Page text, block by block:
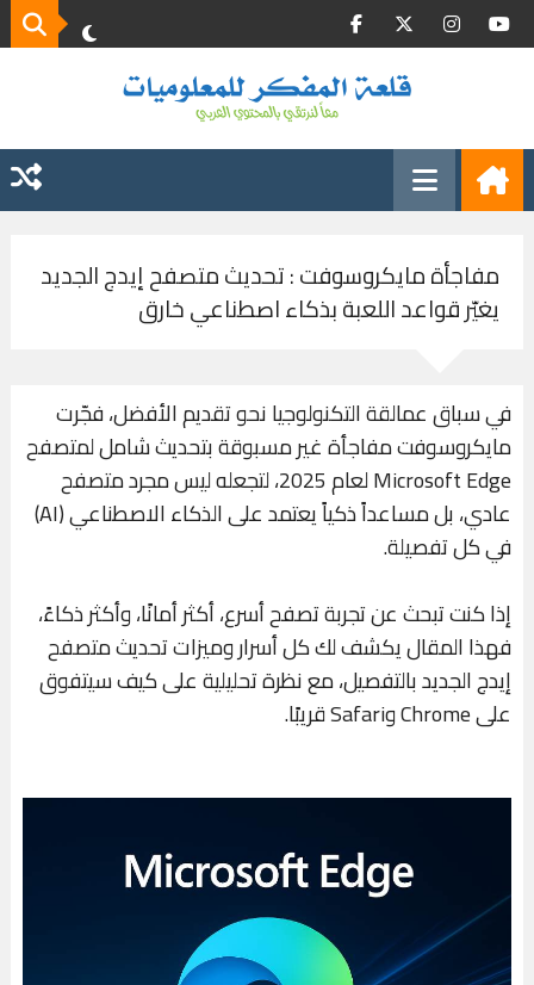
مفاجأة مايكروسوفت : تحديث متصفح إيدج الجديد
يغيّر قواعد اللعبة بذكاء اصطناعي خارق
في سباق عمالقة التكنولوجيا نحو تقديم الأفضل، فجّرت
مايكروسوفت مفاجأة غير مسبوقة بتحديث شامل لمتصفح
Microsoft Edge لعام 2025، لتجعله ليس مجرد متصفح
عادي، بل مساعداً ذكياً يعتمد على الذكاء الاصطناعي (AI)
في كل تفصيلة.
إذا كنت تبحث عن تجربة تصفح أسرع، أكثر أمانًا، وأكثر ذكاءً،
فهذا المقال يكشف لك كل أسرار وميزات تحديث متصفح
إيدج الجديد بالتفصيل، مع نظرة تحليلية على كيف سيتفوق
على Chrome وSafari قريبًا.